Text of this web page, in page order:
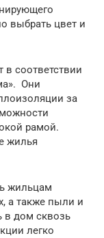
выбрать цвет и
в соответствии
Они
за
рамой.
жилья
жильцам
а также пыли и
в дом сквозь
легко